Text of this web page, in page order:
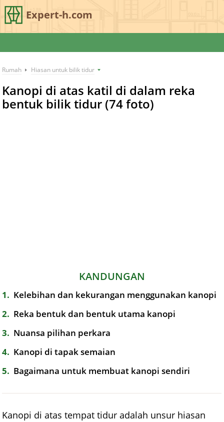
Expert-h.com
Rumah Hiasan untuk bilik tidur
Kanopi di atas katil di dalam reka
bentuk bilik tidur (74 foto)
KANDUNGAN
1
Kelebihan dan kekurangan menggunakan kanopi
2
Reka bentuk dan bentuk utama kanopi
3
Nuansa pilihan perkara
4
Kanopi di tapak semaian
5
Bagaimana untuk membuat kanopi sendiri
Kanopi di atas tempat tidur adalah unsur hiasan